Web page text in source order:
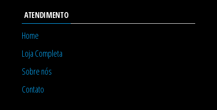
ATENDIMENTO
Home
Loja Completa
Sobre nós
Contato